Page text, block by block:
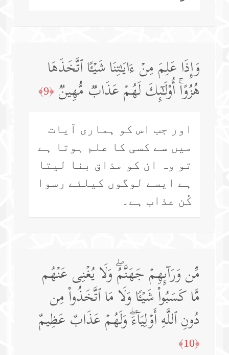
وَإِذَا عَلِمَ مِنۡ ءَایَـٰتِنَا شَیۡـًٔا ٱتَّخَذَهَا
هُزُوًاۚ أُو۟لَـٰۤىِٕكَ لَهُمۡ عَذَابࣱ مُّهِینࣱ ﴿9﴾
اور جب اس کو ہماری آیات
میں سے کسی کا علم ہوتا ہے
تو وہ ان کو مذاق بنا لیتا
ہے ایسے لوگوں کیلئے رسوا
کُن عذاب ہے۔
مِّن وَرَاۤىِٕهِمۡ جَهَنَّمُۖ وَلَا یُغۡنِی عَنۡهُم
مَّا كَسَبُوا۟ شَیۡـࣰٔا وَلَا مَا ٱتَّخَذُوا۟ مِن
دُونِ ٱللَّهِ أَوۡلِیَاۤءَۖ وَلَهُمۡ عَذَابٌ عَظِیمٌ
﴿10﴾